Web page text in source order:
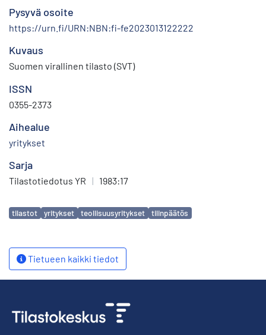
Pysyvä osoite
https://urn.fi/URN:NBN:fi-fe2023013122222
Kuvaus
Suomen virallinen tilasto (SVT)
ISSN
0355-2373
Aihealue
yritykset
Sarja
Tilastotiedotus YR | 1983:17
Avainsanat
tilastot yritykset teollisuusyritykset tilinpäätös
Tietueen kaikki tiedot